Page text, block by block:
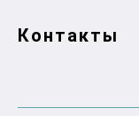
Контакты